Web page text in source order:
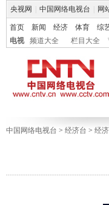
央视网 中国网络电视台 网
首页 新闻 经济 体育 综
电视
频道大全 栏目大全
中国网络电视台 > 经济台 > 经